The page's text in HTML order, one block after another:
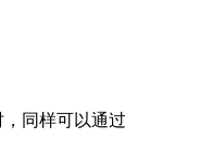
同样可以通过